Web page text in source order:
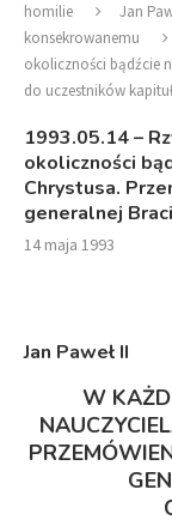
homilie
Jan
konsekrowanemu
okoliczności bądźcie
do uczestników
1993.05.14 –
okoliczności
Chrystusa.
generalnej
14 maja 1993
Jan Paweł II
W